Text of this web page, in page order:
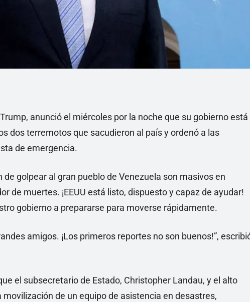
anunció el miércoles por la noche que su gobierno está
dos terremotos que sacudieron al país y ordenó a las
de emergencia.
golpear al gran pueblo de Venezuela son masivos en
de muertes. ¡EEUU está listo, dispuesto y capaz de ayudar!
gobierno a prepararse para moverse rápidamente.
amigos. ¡Los primeros reportes no son buenos!”,
el subsecretario de Estado, Christopher Landau, y el alto
de un equipo de asistencia en desastres,